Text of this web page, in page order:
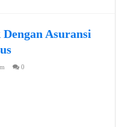
Asuransi
0